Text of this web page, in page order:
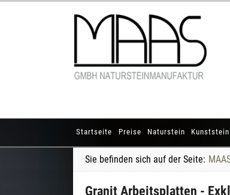
Startseite Preise Naturstein Kunststein
Sie befinden sich auf der Seite:
Granit Arbeitsplatten -